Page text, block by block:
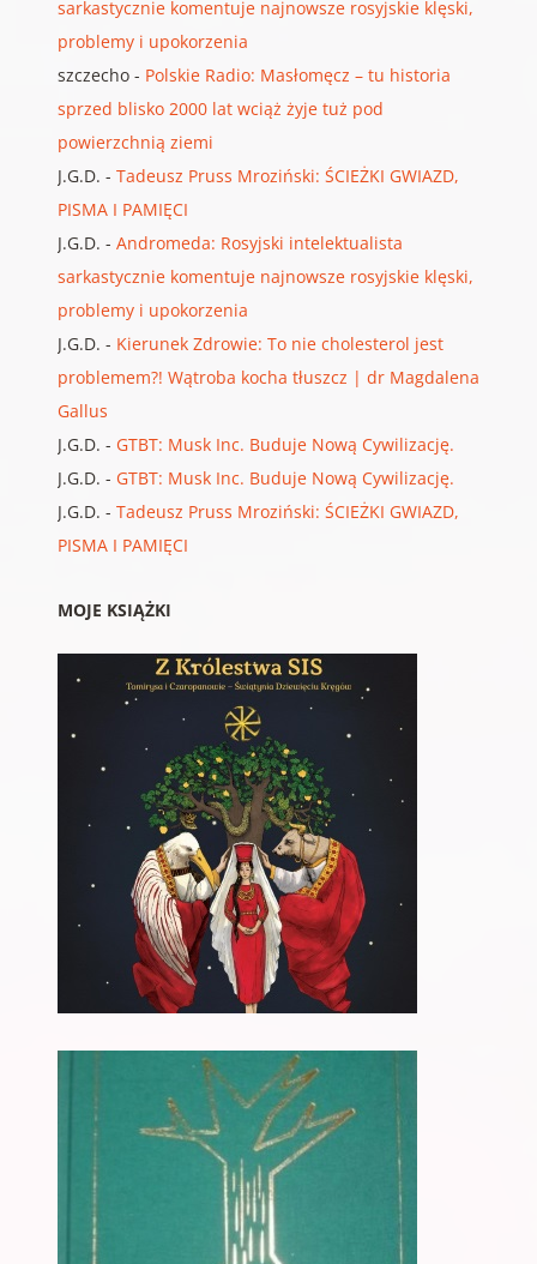
sarkastycznie komentuje najnowsze rosyjskie klęski,
problemy i upokorzenia
szczecho- Polskie Radio: Masłomęcz – tu historia
sprzed blisko 2000 lat wciąż żyje tuż pod
powierzchnią ziemi
J.G.D. - Tadeusz Pruss Mroziński: ŚCIEŻKI GWIAZD,
PISMA I PAMIĘCI
J.G.D. - Andromeda: Rosyjski intelektualista
sarkastycznie komentuje najnowsze rosyjskie klęski,
problemy i upokorzenia
J.G.D. - Kierunek Zdrowie: To nie cholesterol jest
problemem?! Wątroba kocha tłuszcz | dr Magdalena
Gallus
J.G.D. - GTBT: Musk Inc. Buduje Nową Cywilizację.
J.G.D. - GTBT: Musk Inc. Buduje Nową Cywilizację.
J.G.D. - Tadeusz Pruss Mroziński: ŚCIEŻKI GWIAZD,
PISMA I PAMIĘCI
MOJE KSIĄŻKI